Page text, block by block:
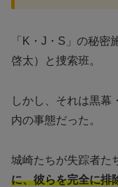
「K・J・S」の秘密
啓太）と捜索班。
しかし、それは黒幕
内の事態だった。
城崎たちが失踪者た
に、彼らを完全に排